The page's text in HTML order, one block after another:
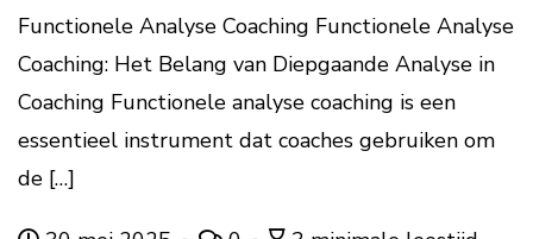
Functionele Analyse Coaching Functionele Analyse
Coaching: Het Belang van Diepgaande Analyse in
Coaching Functionele analyse coaching is een
essentieel instrument dat coaches gebruiken om
de […]